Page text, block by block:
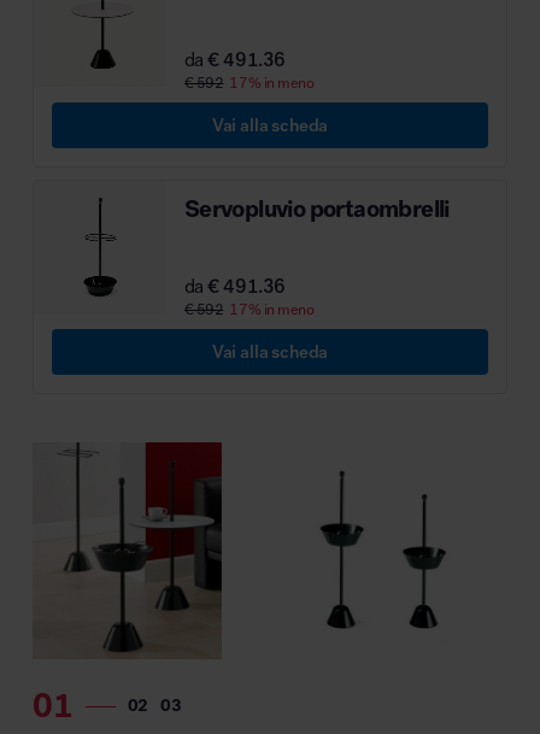
da€ 491.36
€ 592 17% in meno
Vai alla scheda
Servopluvio portaombrelli
da€ 491.36
€ 592 17% in meno
Vai alla scheda